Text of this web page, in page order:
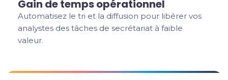
Gain de temps opérationnel
Automatisez le tri et la diffusion pour libérer vos
analystes des tâches de secrétariat à faible
valeur.